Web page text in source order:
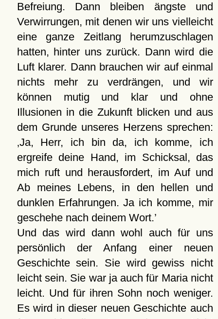
Befreiung. Dann bleiben ängste und
Verwirrungen, mit denen wir uns vielleicht
eine ganze Zeitlang herumzuschlagen
hatten, hinter uns zurück. Dann wird die
Luft klarer. Dann brauchen wir auf einmal
nichts mehr zu verdrängen, und wir
können mutig und klar und ohne
Illusionen in die Zukunft blicken und aus
dem Grunde unseres Herzens sprechen:
Ja, Herr, ich bin da, ich komme, ich
ergreife deine Hand, im Schicksal, das
mich ruft und herausfordert, im Auf und
Ab meines Lebens, in den hellen und
dunklen Erfahrungen. Ja ich komme, mir
geschehe nach deinem Wort.
Und das wird dann wohl auch für uns
persönlich der Anfang einer neuen
Geschichte sein. Sie wird gewiss nicht
leicht sein. Sie war ja auch für Maria nicht
leicht. Und für ihren Sohn noch weniger.
Es wird in dieser neuen Geschichte auch